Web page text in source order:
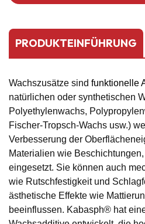
PRODUKTEINFÜHRUNG
Wachszusätze sind funktionelle
natürlichen oder synthetischen
Polyethylenwachs,
Fischer-Tropsch-Wachs usw.)
Verbesserung der
Materialien wie
eingesetzt. Sie können auch
wie Rutschfestigkeit und
ästhetische Effekte wie
beeinflussen. Kabasph® hat